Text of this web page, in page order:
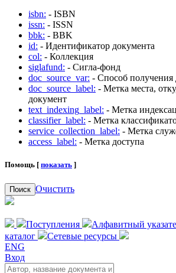
isbn: - ISBN
issn: - ISSN
bbk: - BBK
id: - Идентификатор документа
col: - Коллекция
siglafund: - Сигла-фонд
doc_source_var: - Способ получения
doc_source_label: - Метка места,
документ
text_indexing_label: - Метка
classifier_label: - Метка
service_collection_label: - Метка
access_label: - Метка доступа
Помощь [ показать ]
Поиск Очистить
Поступления Алфавитный
каталог
Сетевые ресурсы
ENG
Вход